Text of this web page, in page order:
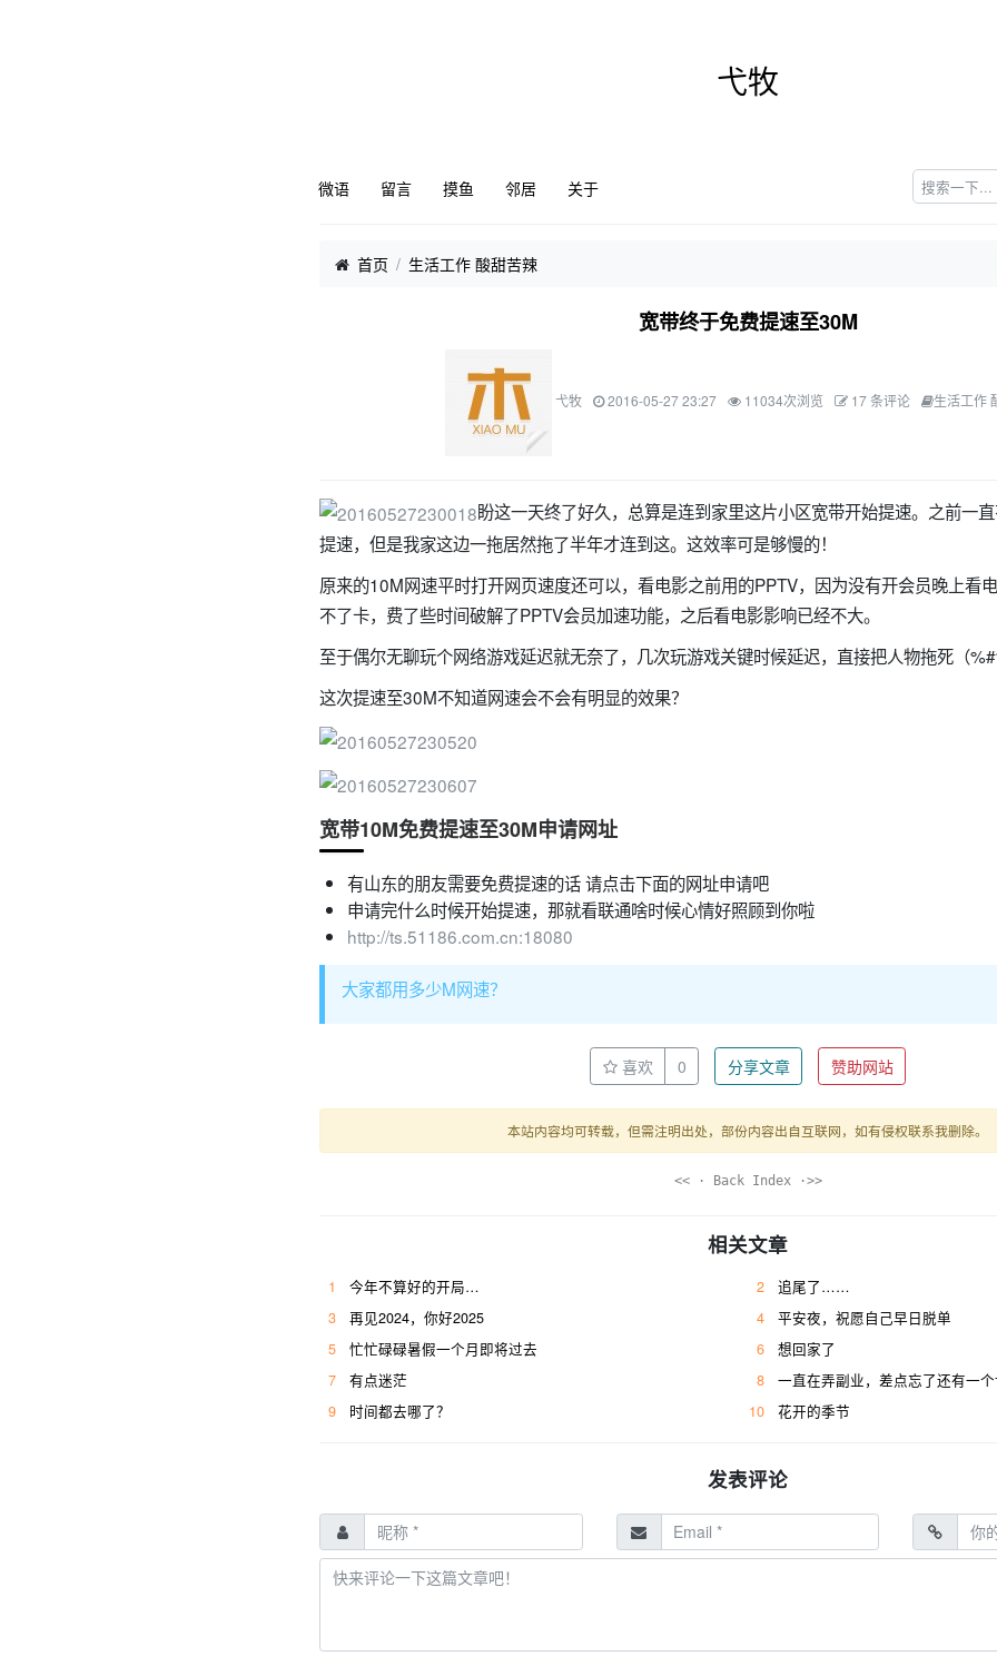
弋牧
微语 留言 摸鱼 邻居 关于
首页 生活工作 酸甜苦辣
宽带终于免费提速至30M
弋牧 2016-05-27 23:27 11034次浏览 17 条评论 生活工作
盼这一天终了好久，总算是连到家里这片小区宽带开始提速。之前一
提速，但是我家这边一拖居然拖了半年才连到这。这效率可是够慢的！
原来的10M网速平时打开网页速度还可以，看电影之前用的PPTV，因为没有开会员晚上看
不了卡，费了些时间破解了PPTV会员加速功能，之后看电影影响已经不大。
至于偶尔无聊玩个网络游戏延迟就无奈了，几次玩游戏关键时候延迟，直接把人物拖死（
这次提速至30M不知道网速会不会有明显的效果？
宽带10M免费提速至30M申请网址
有山东的朋友需要免费提速的话 请点击下面的网址申请吧
申请完什么时候开始提速，那就看联通啥时候心情好照顾到你啦
http://ts.51186.com.cn:18080
大家都用多少M网速？
喜欢 0 分享文章 赞助网站
本站内容均可转载，但需注明出处，部份内容出自互联网，如有侵权联系我删除。
<< · Back Index ·>>
相关文章
1 今年不算好的开局… 2
追尾了……
3
再见2024，你好2025 4
平安夜，祝愿自己早日脱单
5
忙忙碌碌暑假一个月即将过去 6
想回家了
7
有点迷茫 8
一直在弄副业，差点忘了还有一
9
时间都去哪了？ 10 花开的季节
发表评论